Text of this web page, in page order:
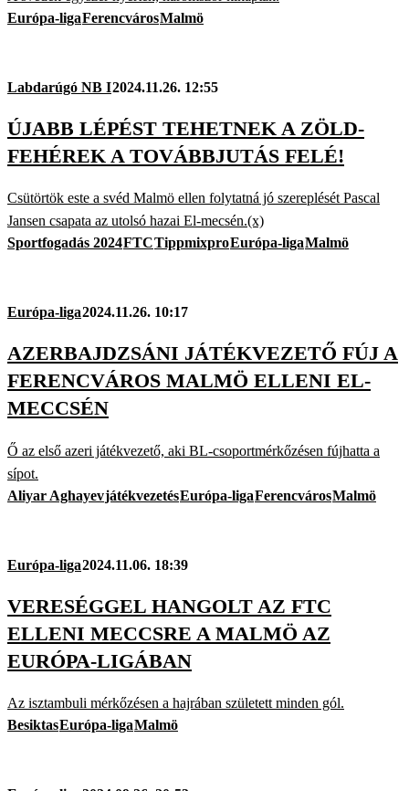
Európa-ligaFerencvárosMalmö
Labdarúgó NB I2024.11.26. 12:55
ÚJABB LÉPÉST TEHETNEK A ZÖLD-
FEHÉREK A TOVÁBBJUTÁS FELÉ!
Csütörtök este a svéd Malmö ellen folytatná jó szereplését Pascal
Jansen csapata az utolsó hazai El-mecsén.(x)
Sportfogadás 2024FTCTippmixproEurópa-ligaMalmö
Európa-liga2024.11.26. 10:17
AZERBAJDZSÁNI JÁTÉKVEZETŐ FÚJ A
FERENCVÁROS MALMÖ ELLENI EL-
MECCSÉN
Ő az első azeri játékvezető, aki BL-csoportmérkőzésen fújhatta a
sípot.
Aliyar AghayevjátékvezetésEurópa-ligaFerencvárosMalmö
Európa-liga2024.11.06. 18:39
VERESÉGGEL HANGOLT AZ FTC
ELLENI MECCSRE A MALMÖ AZ
EURÓPA-LIGÁBAN
Az isztambuli mérkőzésen a hajrában született minden gól.
BesiktasEurópa-ligaMalmö